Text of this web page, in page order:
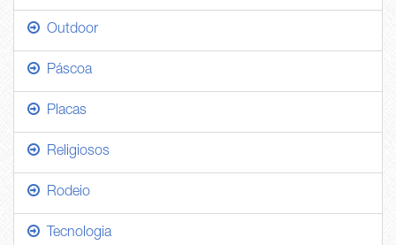
Outdoor
Páscoa
Placas
Religiosos
Rodeio
Tecnologia